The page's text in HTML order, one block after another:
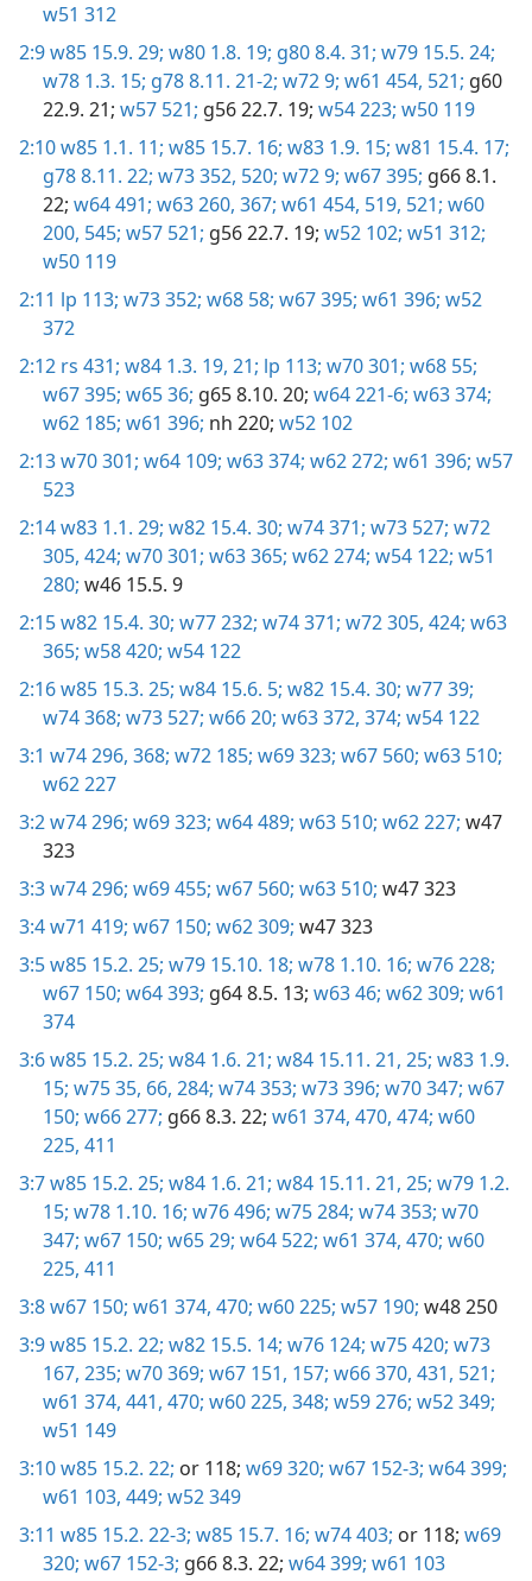
w51 312
2:9w85 15.9. 29; w80 1.8. 19; g80 8.4. 31; w79 15.5. 24;
w78 1.3. 15; g78 8.11. 21-2; w72 9; w61 454, 521; g60
22.9. 21; w57 521; g56 22.7. 19; w54 223; w50 119
2:10w85 1.1. 11; w85 15.7. 16; w83 1.9. 15; w81 15.4. 17;
g78 8.11. 22; w73 352, 520; w72 9; w67 395; g66 8.1.
22; w64 491; w63 260, 367; w61 454, 519, 521; w60
200, 545; w57 521; g56 22.7. 19; w52 102; w51 312;
w50 119
2:11 lp 113; w73 352; w68 58; w67 395; w61 396; w52
372
2:12 rs 431; w84 1.3. 19, 21; lp 113; w70 301; w68 55;
w67 395; w65 36; g65 8.10. 20; w64 221-6; w63 374;
w62 185; w61 396; nh 220; w52 102
2:13w70 301; w64 109; w63 374; w62 272; w61 396; w57
523
2:14w83 1.1. 29; w82 15.4. 30; w74 371; w73 527; w72
305, 424; w70 301; w63 365; w62 274; w54 122; w51
280; w46 15.5. 9
2:15w82 15.4. 30; w77 232; w74 371; w72 305, 424; w63
365; w58 420; w54 122
2:16w85 15.3. 25; w84 15.6. 5; w82 15.4. 30; w77 39;
w74 368; w73 527; w66 20; w63 372, 374; w54 122
3:1 w74 296, 368; w72 185; w69 323; w67 560; w63 510;
w62 227
3:2w74 296; w69 323; w64 489; w63 510; w62 227; w47
323
3:3w74 296; w69 455; w67 560; w63 510; w47 323
3:4w71 419; w67 150; w62 309; w47 323
3:5w85 15.2. 25; w79 15.10. 18; w78 1.10. 16; w76 228;
w67 150; w64 393; g64 8.5. 13; w63 46; w62 309; w61
374
3:6w85 15.2. 25; w84 1.6. 21; w84 15.11. 21, 25; w83 1.9.
15; w75 35, 66, 284; w74 353; w73 396; w70 347; w67
150; w66 277; g66 8.3. 22; w61 374, 470, 474; w60
225, 411
3:7w85 15.2. 25; w84 1.6. 21; w84 15.11. 21, 25; w79 1.2.
15; w78 1.10. 16; w76 496; w75 284; w74 353; w70
347; w67 150; w65 29; w64 522; w61 374, 470; w60
225, 411
3:8w67 150; w61 374, 470; w60 225; w57 190; w48 250
3:9w85 15.2. 22; w82 15.5. 14; w76 124; w75 420; w73
167, 235; w70 369; w67 151, 157; w66 370, 431, 521;
w61 374, 441, 470; w60 225, 348; w59 276; w52 349;
w51 149
3:10w85 15.2. 22; or 118; w69 320; w67 152-3; w64 399;
w61 103, 449; w52 349
3:11 w85 15.2. 22-3; w85 15.7. 16; w74 403; or 118; w69
320; w67 152-3; g66 8.3. 22; w64 399; w61 103